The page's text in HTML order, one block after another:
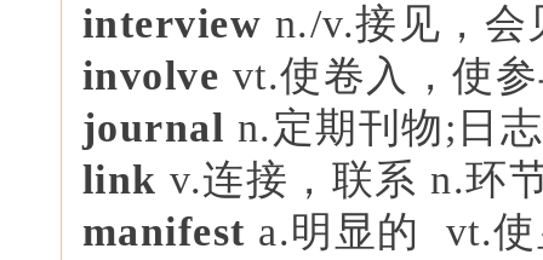
interview n./v.接见，会
involve vt.使卷入，使
journal n.定期刊物;日志
link v.连接，联系 n.环
manifest a.明显的 vt.